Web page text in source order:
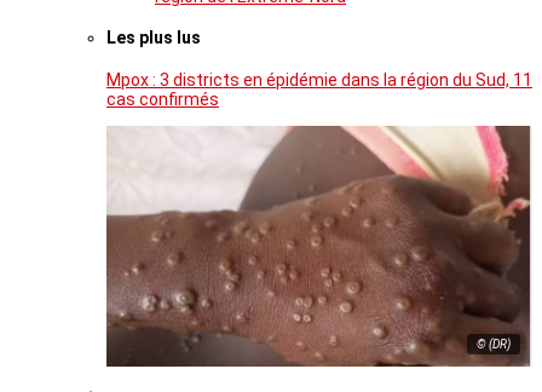
Les plus lus
Mpox : 3 districts en épidémie dans la région du Sud, 11
cas confirmés
© (DR)